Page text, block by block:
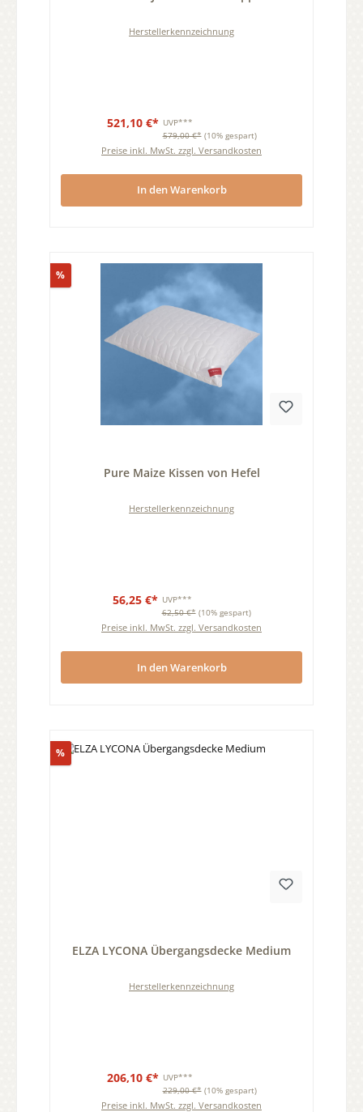
Herstellerkennzeichnung
521,10 €* UVP***
579,00 €* (10% gespart)
Preise inkl. MwSt. zzgl. Versandkosten
In den Warenkorb
%Rabatt
Pure Maize Kissen von Hefel
Herstellerkennzeichnung
56,25 €* UVP***
62,50 €* (10% gespart)
Preise inkl. MwSt. zzgl. Versandkosten
In den Warenkorb
%Rabatt
ELZA LYCONA Übergangsdecke Medium
Herstellerkennzeichnung
206,10 €* UVP***
229,00 €* (10% gespart)
Preise inkl. MwSt. zzgl. Versandkosten